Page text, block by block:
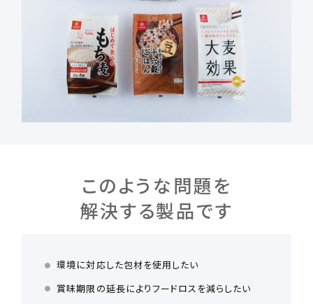
このような問題を
解決する製品です
環境に対応した包材を使用したい
賞味期限の延長によりフードロスを減らしたい